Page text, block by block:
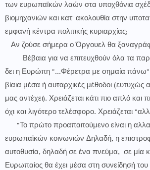
των ευρωπαϊκών λαών στα υποχθόνια
βιομηχανιών και κατ' ακολουθία στην
εμφανή κέντρα πολιτικής κυριαρχίας;
Αν ζούσε σήμερα ο Όργουελ θα
Βέβαια για να επιτευχθούν όλα τα
δει η Ευρώπη "...Φέρετρα με σημαία πάνω"
βίαια μέσα ή αυταρχικές μέθοδοι (ευτυχώς
μας αντέχει). Χρειάζεται κάτι πιο απλό και
όχι και λιγότερο τελέσφορο. Χρειάζεται
"Το πρώτο προαπαιτούμενο είναι η
ευρωπαϊκών κοινωνιών Δηλαδή, η
αυτοθυσία, δηλαδή σε ένα πνεύμα, σε μία
Ευρωπαίος θα έχει μέσα στη συνείδησή του